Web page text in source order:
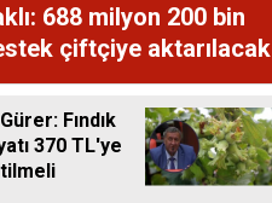
688 milyon 200 bin
çiftçiye aktarılacak
Fındık
370 TL'ye